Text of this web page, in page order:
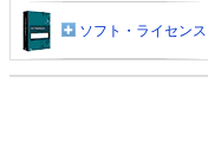
ソフト・ライセンス